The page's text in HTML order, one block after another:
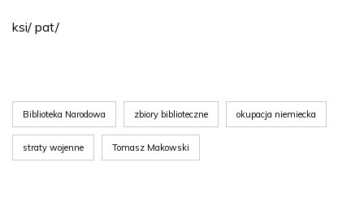
ksi/ pat/
Biblioteka Narodowa zbiory biblioteczne okupacja niemiecka
straty wojenne Tomasz Makowski